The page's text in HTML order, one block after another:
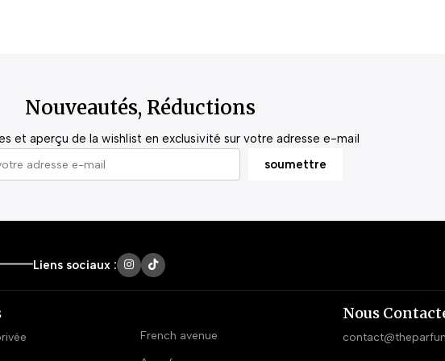
Nouveautés, Réductions
et aperçu de la wishlist en exclusivité sur votre adresse e-mail
Liens sociaux :
French avenue
Nous